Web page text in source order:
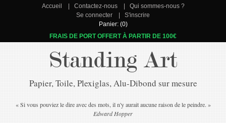
Accueil Contactez-nous
Qui sommes-nous ?
Se connecter
S'inscrire
Panier: (0)
FRAIS DE PORT OFFERT À PARTIR DE 100€
Standing Art
Papier, Toile, Plexiglas, Alu-Dibond sur mesure
« Si vous pouviez le dire avec des mots, il n'y aurait aucune raison de le peindre. »
Edward Hopper